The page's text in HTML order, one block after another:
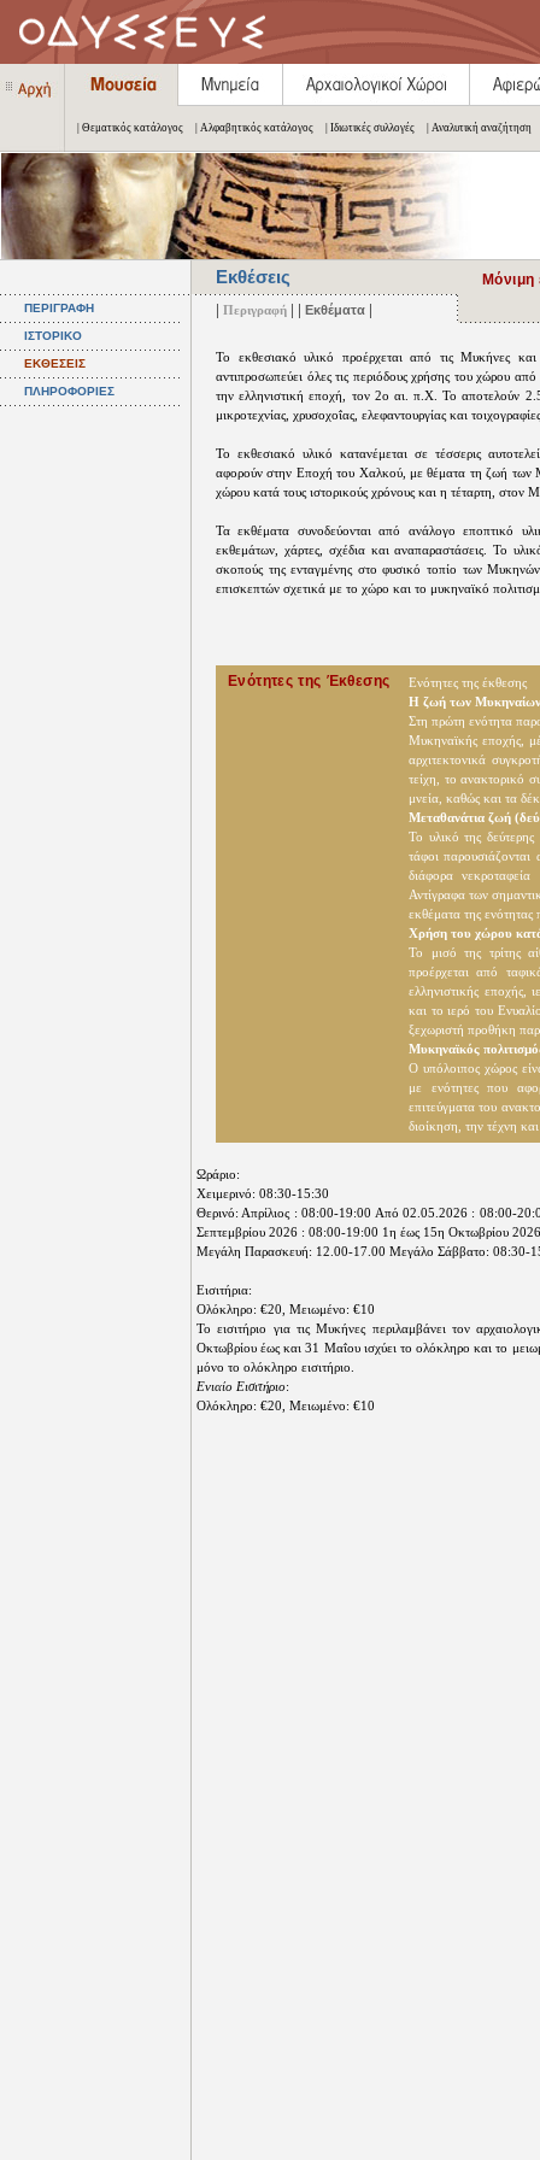
| Θεματικός κατάλογος | Αλφαβητικός κατάλογος | Ιδιωτικές συλλογές | Αναλυτική αναζήτηση
ΠΕΡΙΓΡΑΦΗ
ΙΣΤΟΡΙΚΟ
ΕΚΘΕΣΕΙΣ
ΠΛΗΡΟΦΟΡΙΕΣ
Εκθέσεις
| Περιγραφή | | Εκθέματα |
Το εκθεσιακό υλικό προέρχεται από τις Μυκήνες
αντιπροσωπεύει όλες τις περιόδους χρήσης του χώρου
την ελληνιστική εποχή, τον 2ο αι. π.Χ. Το αποτελούν
μικροτεχνίας, χρυσοχοΐας, ελεφαντουργίας και
Το εκθεσιακό υλικό κατανέμεται σε τέσσερις
αφορούν στην Εποχή του Χαλκού, με θέματα τη ζωή των
χώρου κατά τους ιστορικούς χρόνους και η τέταρτη, στον
Τα εκθέματα συνοδεύονται από ανάλογο εποπτικό
εκθεμάτων, χάρτες, σχέδια και αναπαραστάσεις. Το
σκοπούς της ενταγμένης στο φυσικό τοπίο των
επισκεπτών σχετικά με το χώρο και το μυκηναϊκό
Ενότητες της Έκθεσης
Ενότητες της έκθεσης
Η ζωή των
Στη πρώτη ενότητα
Μυκηναϊκής εποχής,
αρχιτεκτονικά
τείχη, το ανακτορικό
μνεία, καθώς και τα
Μεταθανάτια ζωή
Το υλικό της
τάφοι
διάφορα
Αντίγραφα των
εκθέματα της ενότητας
Χρήση του χώρου κατά
Το μισό της τρίτης
προέρχεται από
ελληνιστικής εποχής,
και το ιερό του
ξεχωριστή προθήκη
Μυκηναϊκός
Ο υπόλοιπος χώρος
με ενότητες που
επιτεύγματα του
διοίκηση, την τέχνη
Ωράριo:
Χειμερινό: 08:30-15:30
Θερινό: Απρίλιος : 08:00-19:00 Από 02.05.2026 : 08:00-
Σεπτεμβρίου 2026 : 08:00-19:00 1η έως 15η Οκτωβρίου
Μεγάλη Παρασκευή: 12.00-17.00 Μεγάλο Σάββατο: 08:30-
Εισιτήρια:
Ολόκληρο: €20, Μειωμένο: €10
Το εισιτήριο για τις Μυκήνες περιλαμβάνει τον
Οκτωβρίου έως και 31 Μαΐου ισχύει το ολόκληρο και το
μόνο το ολόκληρο εισιτήριο.
Ενιαίο Εισιτήριο:
Ολόκληρο: €20, Μειωμένο: €10